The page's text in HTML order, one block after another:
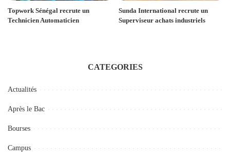
Topwork Sénégal recrute un
Technicien Automaticien
Sunda International recrute un
Superviseur achats industriels
CATEGORIES
Actualités
Après le Bac
Bourses
Campus